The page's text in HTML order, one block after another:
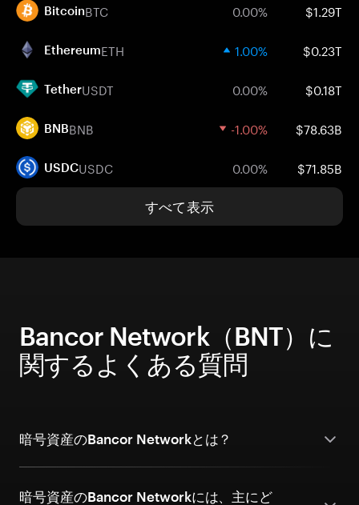
BitcoinBTC 0.00% $1.29T
EthereumETH 1.00% $0.23T
TetherUSDT 0.00% $0.18T
BNBBNB -1.00% $78.63B
USDCUSDC 0.00% $71.85B
すべて表示
Bancor Network（BNT）に
関するよくある質問
暗号資産のBancor Networkとは？
暗号資産のBancor Networkには、主にど